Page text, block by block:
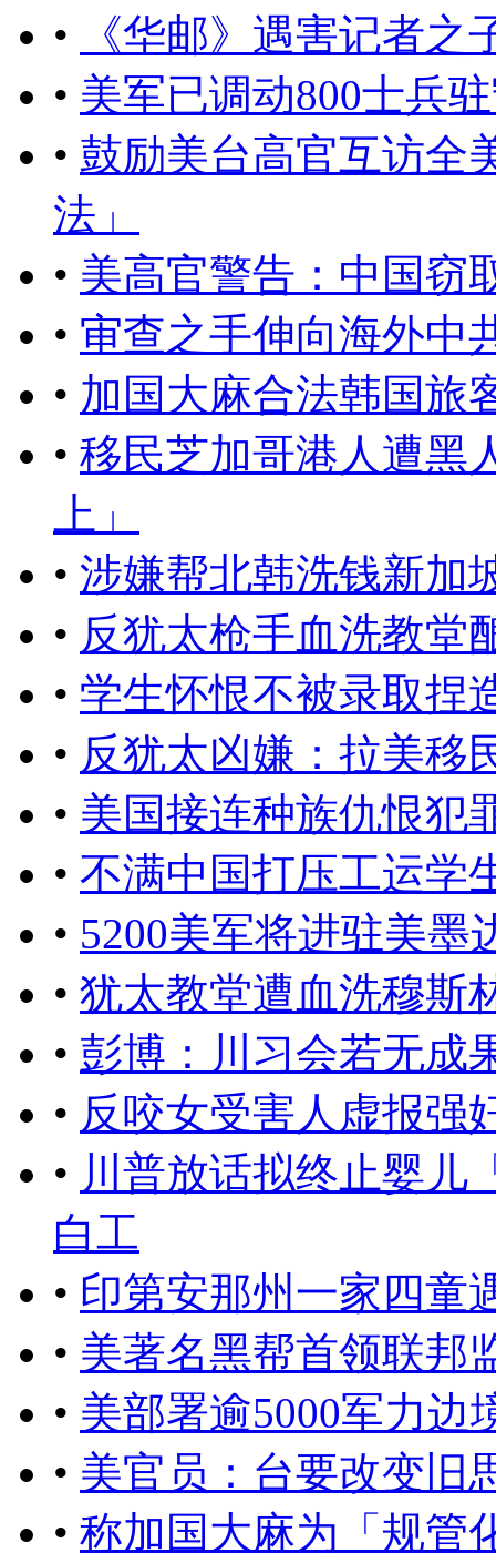
•
《华邮》遇害记者
• 美军已调动800士兵
• 鼓励美台高官互访全
法」
• 美高官警告：中国窃
• 审查之手伸向海外中
• 加国大麻合法韩国旅
• 移民芝加哥港人遭黑
上」
• 涉嫌帮北韩洗钱新加
• 反犹太枪手血洗教堂
• 学生怀恨不被录取捏
• 反犹太凶嫌：拉美移
• 美国接连种族仇恨犯
• 不满中国打压工运学
• 5200美军将进驻美墨
• 犹太教堂遭血洗穆斯
• 彭博：川习会若无成
• 反咬女受害人虚报强
• 川普放话拟终止婴儿
白工
• 印第安那州一家四童
• 美著名黑帮首领联邦
• 美部署逾5000军力边
• 美官员：台要改变旧
• 称加国大麻为「规管